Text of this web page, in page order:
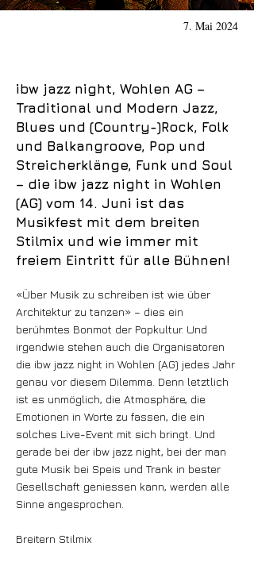
7. Mai 2024
ibw jazz night, Wohlen AG –
Traditional und Modern Jazz,
Blues und (Country-)Rock, Folk
und Balkangroove, Pop und
Streicherklänge, Funk und Soul
– die ibw jazz night in Wohlen
(AG) vom 14. Juni ist das
Musikfest mit dem breiten
Stilmix und wie immer mit
freiem Eintritt für alle Bühnen!
«Über Musik zu schreiben ist wie über
Architektur zu tanzen» – dies ein
berühmtes Bonmot der Popkultur. Und
irgendwie stehen auch die Organisatoren
die ibw jazz night in Wohlen (AG) jedes Jahr
genau vor diesem Dilemma. Denn letztlich
ist es unmöglich, die Atmosphäre, die
Emotionen in Worte zu fassen, die ein
solches Live-Event mit sich bringt. Und
gerade bei der ibw jazz night, bei der man
gute Musik bei Speis und Trank in bester
Gesellschaft geniessen kann, werden alle
Sinne angesprochen.
Breitern Stilmix